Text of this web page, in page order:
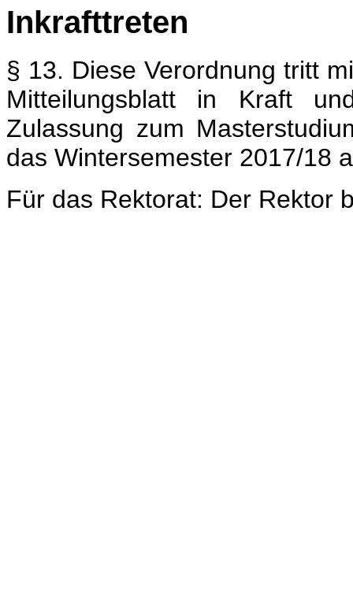
Inkrafttreten
§ 13. Diese Verordnung tritt
Mitteilungsblatt in Kraft
Zulassung zum
das Wintersemester 2017/18
Für das Rektorat: Der Rektor